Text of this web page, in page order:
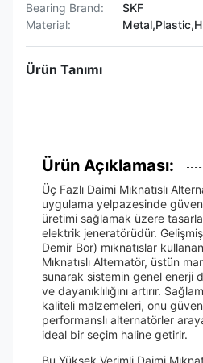
Bearing Brand:
SKF
Material:
Ürün Tanımı
Ürün Açıklaması:
Üç Fazlı Daimi Mıknatıslı
uygulama yelpazesinde
üretimi sağlamak üzere
elektrik jeneratörüdür.
Demir Bor) mıknatıslar
Mıknatıslı Alternatör, üstün
sunarak sistemin genel enerji
ve dayanıklılığını artırır.
kaliteli malzemeleri, onu
performanslı alternatörler
ideal bir seçim haline getirir.
Bu Yüksek Verimli Daimi